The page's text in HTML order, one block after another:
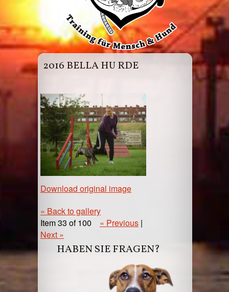
2016 BELLA HU RDE
Download original image
« Back to gallery
Item 33 of 100
« Previous |
Next »
HABEN SIE FRAGEN?